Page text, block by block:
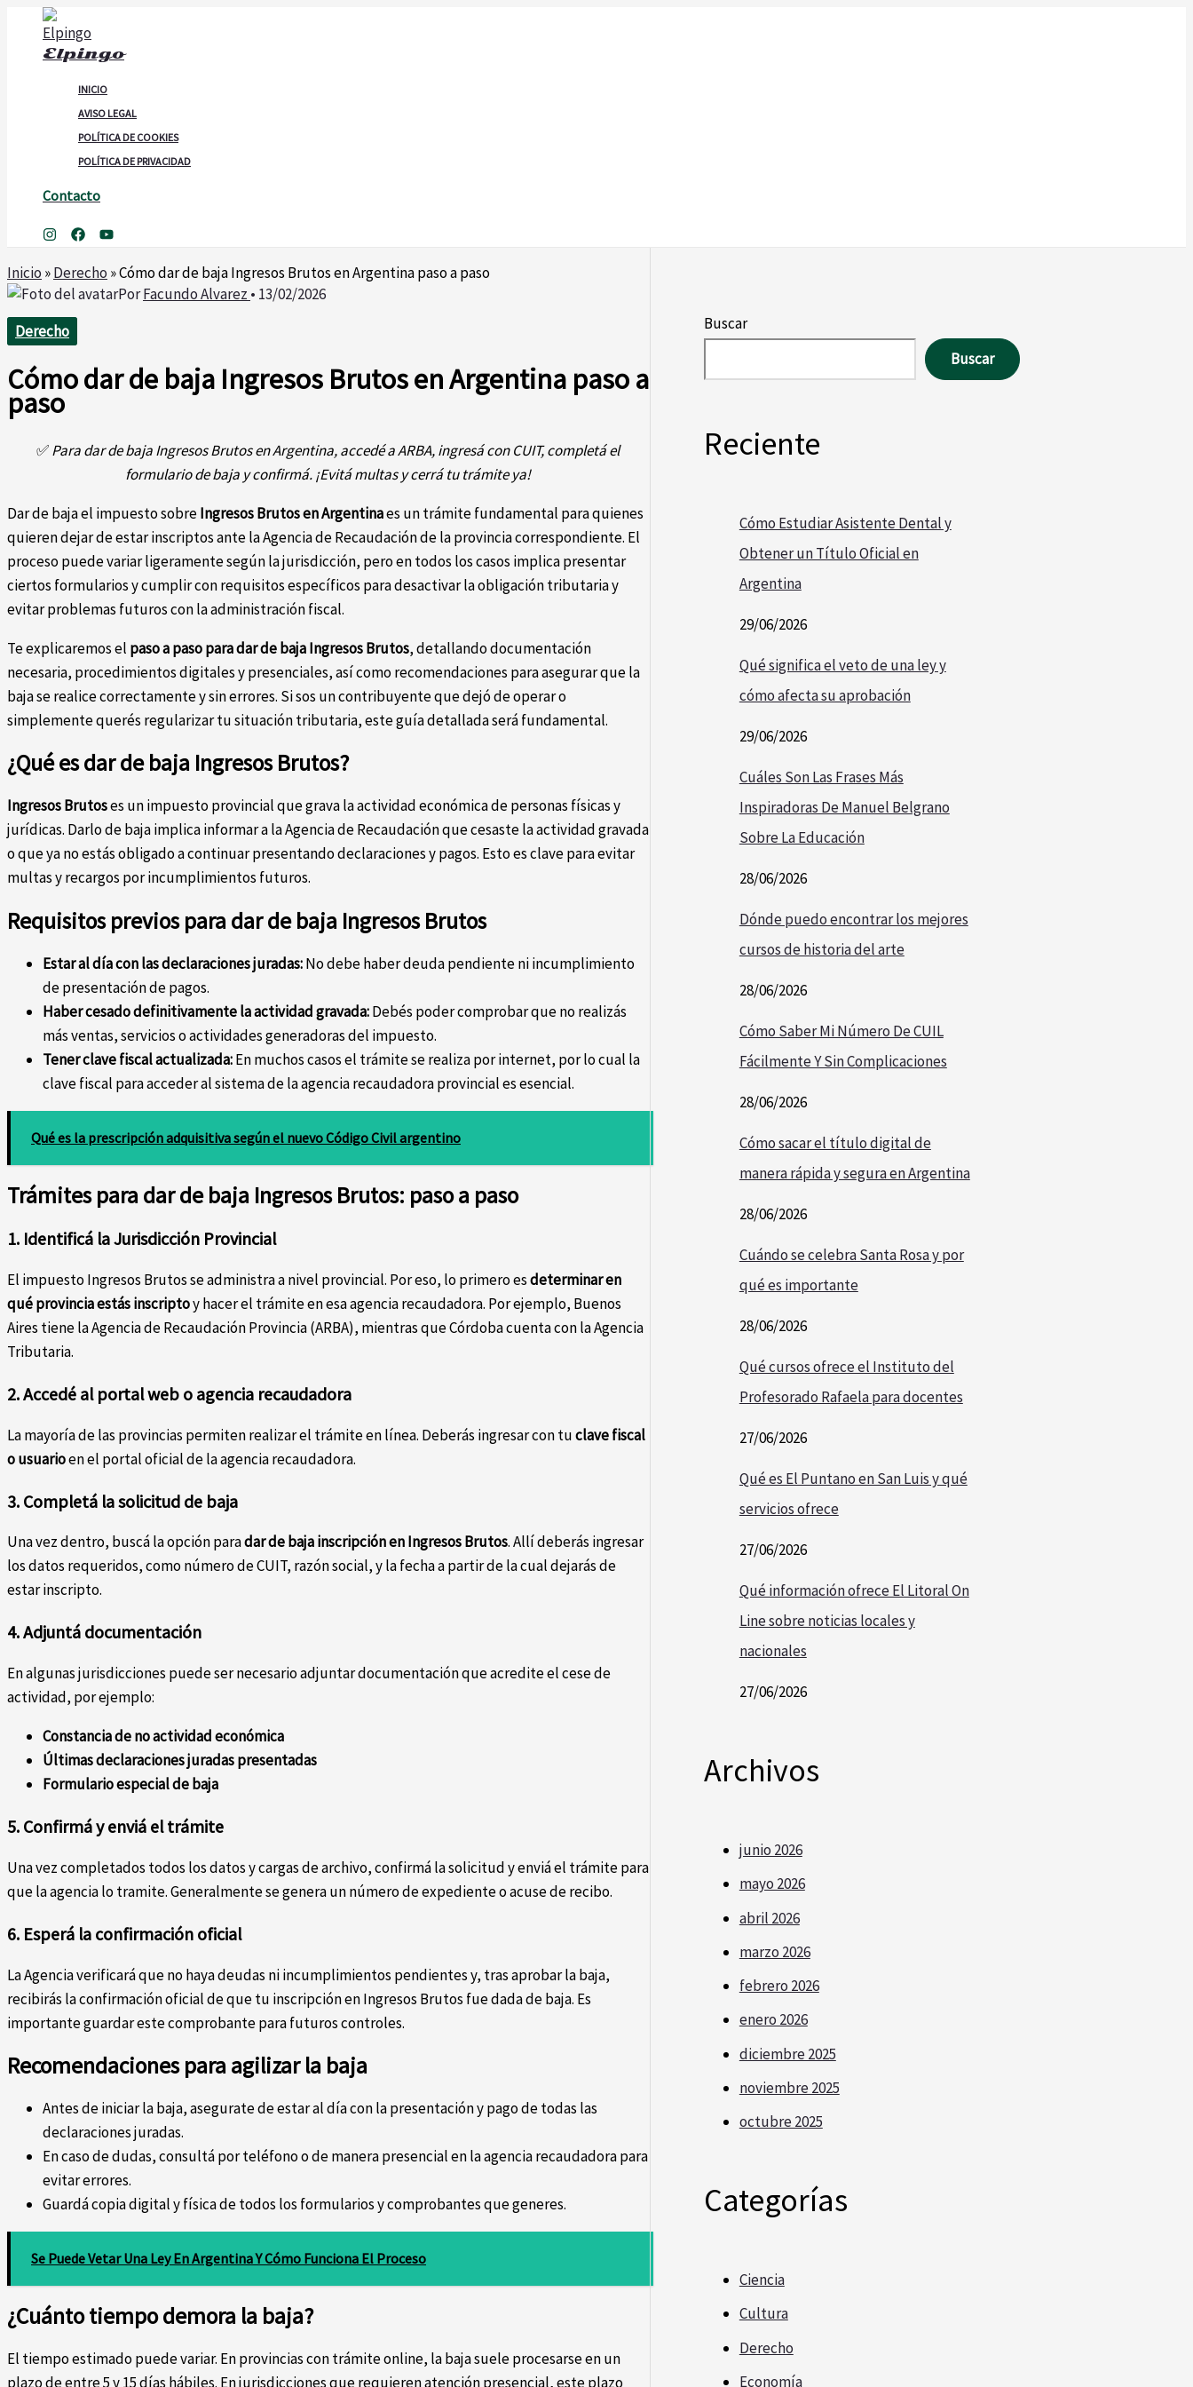
contenido
Elpingo
INICIO
AVISO LEGAL
POLÍTICA DE COOKIES
POLÍTICA DE PRIVACIDAD
Contacto
Inicio »Derecho »Cómo dar de baja Ingresos Brutos en Argentina paso a paso
PorFacundo Alvarez • 13/02/2026
Derecho
Cómo dar de baja Ingresos Brutos en Argentina paso a
paso
✅Para dar de baja Ingresos Brutos en Argentina, accedé a ARBA, ingresá con CUIT, completá el
formulario de baja y confirmá. ¡Evitá multas y cerrá tu trámite ya!
Dar de baja el impuesto sobreIngresos Brutos en Argentinaes un trámite fundamental para quienes
quieren dejar de estar inscriptos ante la Agencia de Recaudación de la provincia correspondiente. El
proceso puede variar ligeramente según la jurisdicción, pero en todos los casos implica presentar
ciertos formularios y cumplir con requisitos específicos para desactivar la obligación tributaria y
evitar problemas futuros con la administración fiscal.
Te explicaremos el paso a paso para dar de baja Ingresos Brutos, detallando documentación
necesaria, procedimientos digitales y presenciales, así como recomendaciones para asegurar que la
baja se realice correctamente y sin errores. Si sos un contribuyente que dejó de operar o
simplemente querés regularizar tu situación tributaria, este guía detallada será fundamental.
¿Qué es dar de baja Ingresos Brutos?
Ingresos Brutoses un impuesto provincial que grava la actividad económica de personas físicas y
jurídicas. Darlo de baja implica informar a la Agencia de Recaudación que cesaste la actividad gravada
o que ya no estás obligado a continuar presentando declaraciones y pagos. Esto es clave para evitar
multas y recargos por incumplimientos futuros.
Requisitos previos para dar de baja Ingresos Brutos
Estar al día con las declaraciones juradas:No debe haber deuda pendiente ni incumplimiento
de presentación de pagos.
Haber cesado definitivamente la actividad gravada:Debés poder comprobar que no realizás
más ventas, servicios o actividades generadoras del impuesto.
Tener clave fiscal actualizada:En muchos casos el trámite se realiza por internet, por lo cual la
clave fiscal para acceder al sistema de la agencia recaudadora provincial es esencial.
Qué es la prescripción adquisitiva según el nuevo Código Civil argentino
Trámites para dar de baja Ingresos Brutos: paso a paso
1. Identificá la Jurisdicción Provincial
El impuesto Ingresos Brutos se administra a nivel provincial. Por eso, lo primero esdeterminar en
qué provincia estás inscriptoy hacer el trámite en esa agencia recaudadora. Por ejemplo, Buenos
Aires tiene la Agencia de Recaudación Provincia (ARBA), mientras que Córdoba cuenta con la Agencia
Tributaria.
2. Accedé al portal web o agencia recaudadora
La mayoría de las provincias permiten realizar el trámite en línea. Deberás ingresar con tuclave fiscal
o usuarioen el portal oficial de la agencia recaudadora.
3. Completá la solicitud de baja
Una vez dentro, buscá la opción paradar de baja inscripción en Ingresos Brutos. Allí deberás ingresar
los datos requeridos, como número de CUIT, razón social, y la fecha a partir de la cual dejarás de
estar inscripto.
4. Adjuntá documentación
En algunas jurisdicciones puede ser necesario adjuntar documentación que acredite el cese de
actividad, por ejemplo:
Constancia de no actividad económica
Últimas declaraciones juradas presentadas
Formulario especial de baja
5. Confirmá y enviá el trámite
Una vez completados todos los datos y cargas de archivo, confirmá la solicitud y enviá el trámite para
que la agencia lo tramite. Generalmente se genera un número de expediente o acuse de recibo.
6. Esperá la confirmación oficial
La Agencia verificará que no haya deudas ni incumplimientos pendientes y, tras aprobar la baja,
recibirás la confirmación oficial de que tu inscripción en Ingresos Brutos fue dada de baja. Es
importante guardar este comprobante para futuros controles.
Recomendaciones para agilizar la baja
Antes de iniciar la baja, asegurate de estar al día con la presentación y pago de todas las
declaraciones juradas.
En caso de dudas, consultá por teléfono o de manera presencial en la agencia recaudadora para
evitar errores.
Guardá copia digital y física de todos los formularios y comprobantes que generes.
Se Puede Vetar Una Ley En Argentina Y Cómo Funciona El Proceso
¿Cuánto tiempo demora la baja?
El tiempo estimado puede variar. En provincias con trámite online, la baja suele procesarse en un
plazo de entre 5 y 15 días hábiles. En jurisdicciones que requieren atención presencial, este plazo
Buscar
Buscar
Reciente
Cómo Estudiar Asistente Dental y
Obtener un Título Oficial en
Argentina
29/06/2026
Qué significa el veto de una ley y
cómo afecta su aprobación
29/06/2026
Cuáles Son Las Frases Más
Inspiradoras De Manuel Belgrano
Sobre La Educación
28/06/2026
Dónde puedo encontrar los mejores
cursos de historia del arte
28/06/2026
Cómo Saber Mi Número De CUIL
Fácilmente Y Sin Complicaciones
28/06/2026
Cómo sacar el título digital de
manera rápida y segura en Argentina
28/06/2026
Cuándo se celebra Santa Rosa y por
qué es importante
28/06/2026
Qué cursos ofrece el Instituto del
Profesorado Rafaela para docentes
27/06/2026
Qué es El Puntano en San Luis y qué
servicios ofrece
27/06/2026
Qué información ofrece El Litoral On
Line sobre noticias locales y
nacionales
27/06/2026
Archivos
junio 2026
mayo 2026
abril 2026
marzo 2026
febrero 2026
enero 2026
diciembre 2025
noviembre 2025
octubre 2025
Categorías
Ciencia
Cultura
Derecho
Economía